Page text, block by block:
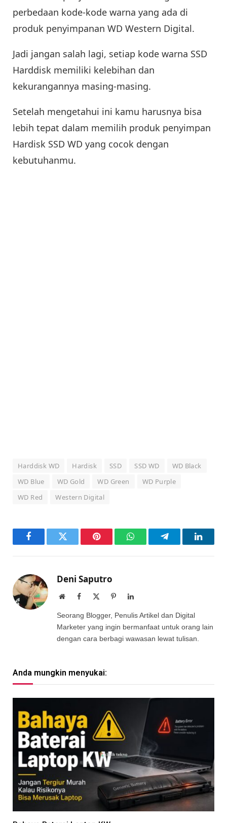
perbedaan kode-kode warna yang ada di
produk penyimpanan WD Western Digital.
Jadi jangan salah lagi, setiap kode warna SSD
Harddisk memiliki kelebihan dan
kekurangannya masing-masing.
Setelah mengetahui ini kamu harusnya bisa
lebih tepat dalam memilih produk penyimpan
Hardisk SSD WD yang cocok dengan
kebutuhanmu.
Harddisk WD Hardisk SSD SSD WD
WD Black
WD Blue
WD Gold WD Green
WD Purple
WD Red
Western Digital
FacebookTwitter Pinterest WhatsAppTelegram
Deni Saputro
WebsiteFacebook PinterestLinkedIn
Seorang Blogger, Penulis Artikel dan Digital
Marketer yang ingin bermanfaat untuk orang lain
dengan cara berbagi wawasan lewat tulisan.
Anda mungkin menyukai: